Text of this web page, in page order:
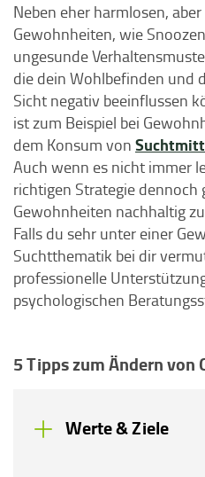
Neben eher harmlosen,
Gewohnheiten, wie
ungesunde
die dein Wohlbefinden und
Sicht negativ beeinflussen
ist zum Beispiel bei
dem Konsum von
Auch wenn es nicht immer
richtigen Strategie dennoch
Gewohnheiten nachhaltig
Falls du sehr unter einer
Suchtthematik bei dir
professionelle
psychologischen
5 Tipps zum Ändern von
Werte & Ziele